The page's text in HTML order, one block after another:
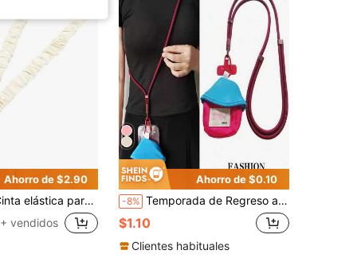
Ahorro de $2.90
identificación, llaves y credenciales, cinta para identificación de maestras con diseño retráctil y portacredenciales para mujeres y señoras
vendidos
Ahorro de $0.10
-8% Temporada de Regreso a la Escuela 2026, Cordón para Teléfono Cruzado con Bolsa de Almacenamiento Mini, Colgante con Correa de Cuello Ajustable, Correa de Hombro Tejida para Hombres y Mujeres, Adecuado para Viajes al Aire Libre, Senderismo, Unisex, Soporte de Teléfono con Cuerda Corta, Pulsera para Teléfono Inteligente, Cordón de Funda Protectora para Teléfono Inteligente, Llavero, Accesorio para Teléfono, Colgante Móvil, Encanto para Teléfono
$1.10
Clientes habituales